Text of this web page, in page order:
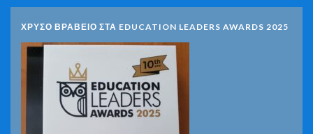
ΧΡΥΣΟ ΒΡΑΒΕΙΟ ΣΤΑ EDUCATION LEADERS AWARDS 2025